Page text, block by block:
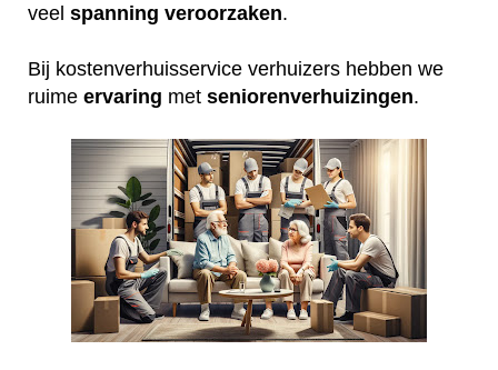
veel spanning veroorzaken.
Bij kostenverhuisservice verhuizers hebben we
ruime ervaring met seniorenverhuizingen.